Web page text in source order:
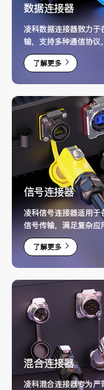
数据连接器
凌科数据连接器致力于
输，支持多种通信协议
了解更多
信号连接器
凌科信号连接器适用于
信号传输，满足复杂应
了解更多
混合连接器
凌科混合连接器专为严